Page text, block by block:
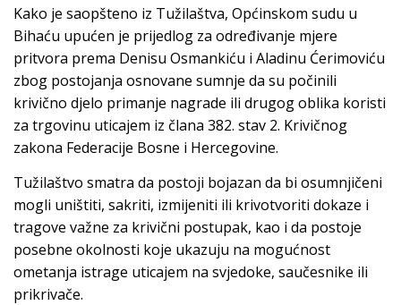
Kako je saopšteno iz Tužilaštva, Općinskom sudu u
Bihaću upućen je prijedlog za određivanje mjere
pritvora prema Denisu Osmankiću i Aladinu Ćerimoviću
zbog postojanja osnovane sumnje da su počinili
krivično djelo primanje nagrade ili drugog oblika koristi
za trgovinu uticajem iz člana 382. stav 2. Krivičnog
zakona Federacije Bosne i Hercegovine.
Tužilaštvo smatra da postoji bojazan da bi osumnjičeni
mogli uništiti, sakriti, izmijeniti ili krivotvoriti dokaze i
tragove važne za krivični postupak, kao i da postoje
posebne okolnosti koje ukazuju na mogućnost
ometanja istrage uticajem na svjedoke, saučesnike ili
prikrivače.